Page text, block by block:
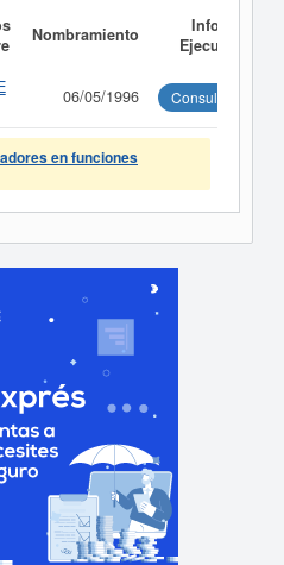
Nombramiento
Informe
Ejecutivo
06/05/1996 Consultar
en funciones